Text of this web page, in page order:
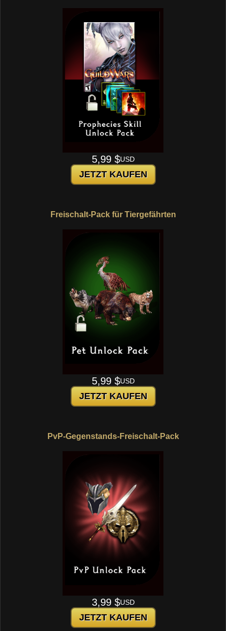
5,99 $USD
JETZT KAUFEN
Freischalt-Pack für Tiergefährten
5,99 $USD
JETZT KAUFEN
PvP-Gegenstands-Freischalt-Pack
3,99 $USD
JETZT KAUFEN